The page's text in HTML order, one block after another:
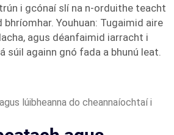
i gcónaí slí na n-orduithe teacht
Youhuan: Tugaimid aire
agus déanfaimid iarracht i
súil againn gnó fada a bhunú leat.